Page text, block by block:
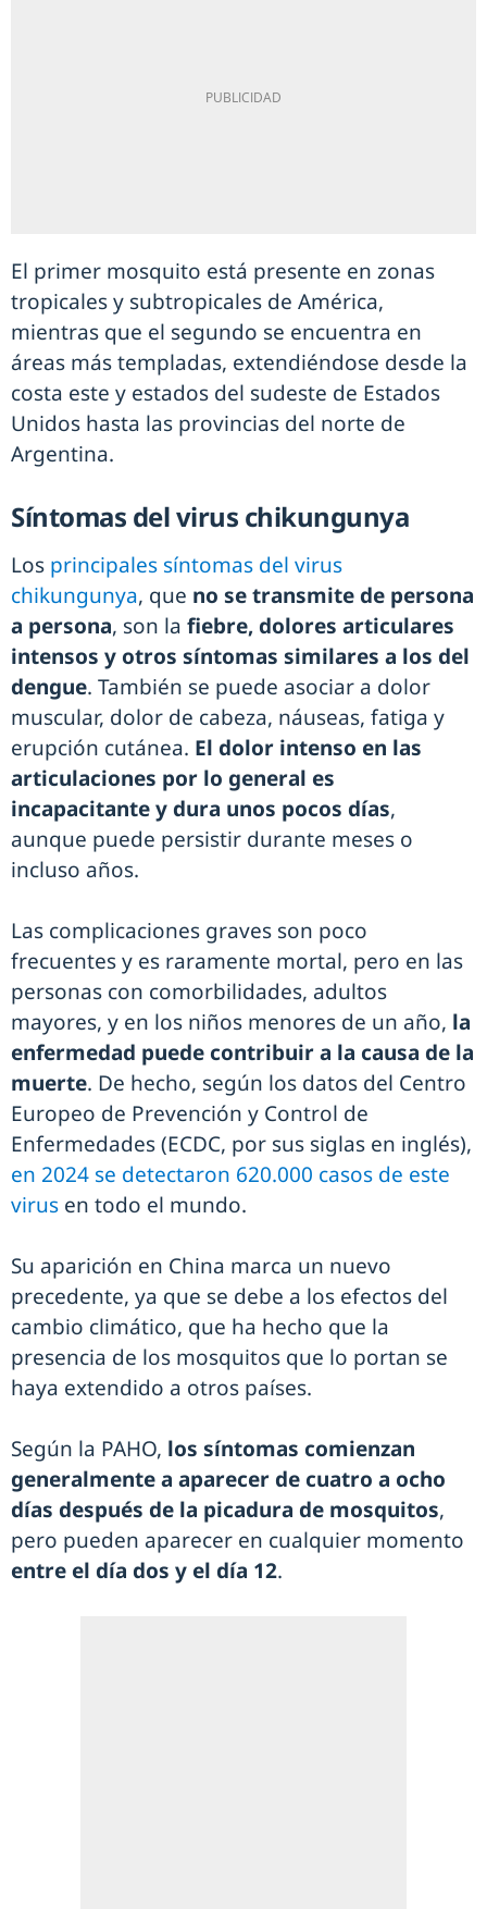
El primer mosquito está presente en zonas
tropicales y subtropicales de América,
mientras que el segundo se encuentra en
áreas más templadas, extendiéndose desde la
costa este y estados del sudeste de Estados
Unidos hasta las provincias del norte de
Argentina.
Síntomas del virus chikungunya
Los principales síntomas del virus
chikungunya, que no se transmite de persona
a persona, son la fiebre, dolores articulares
intensos y otros síntomas similares a los del
dengue. También se puede asociar a dolor
muscular, dolor de cabeza, náuseas, fatiga y
erupción cutánea. El dolor intenso en las
articulaciones por lo general es
incapacitante y dura unos pocos días,
aunque puede persistir durante meses o
incluso años.
Las complicaciones graves son poco
frecuentes y es raramente mortal, pero en las
personas con comorbilidades, adultos
mayores, y en los niños menores de un año, la
enfermedad puede contribuir a la causa de la
muerte. De hecho, según los datos del Centro
Europeo de Prevención y Control de
Enfermedades (ECDC, por sus siglas en inglés),
en 2024 se detectaron 620.000 casos de este
virus en todo el mundo.
Su aparición en China marca un nuevo
precedente, ya que se debe a los efectos del
cambio climático, que ha hecho que la
presencia de los mosquitos que lo portan se
haya extendido a otros países.
Según la PAHO, los síntomas comienzan
generalmente a aparecer de cuatro a ocho
días después de la picadura de mosquitos,
pero pueden aparecer en cualquier momento
entre el día dos y el día 12.